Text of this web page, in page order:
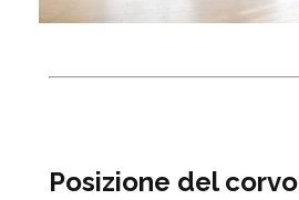
Posizione del corvo